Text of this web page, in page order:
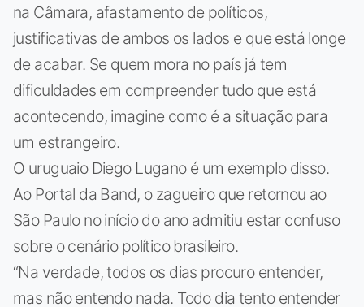
na Câmara, afastamento de políticos,
justificativas de ambos os lados e que está longe
de acabar. Se quem mora no país já tem
dificuldades em compreender tudo que está
acontecendo, imagine como é a situação para
um estrangeiro.
O uruguaio Diego Lugano é um exemplo disso.
Ao Portal da Band, o zagueiro que retornou ao
São Paulo no início do ano admitiu estar confuso
sobre o cenário político brasileiro.
“Na verdade, todos os dias procuro entender,
mas não entendo nada. Todo dia tento entender